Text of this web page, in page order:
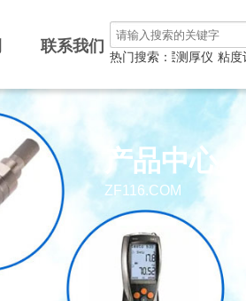
联系我们
热门搜索：
测厚仪 涂层测厚仪 粘度计
产品中心
ZF116.COM